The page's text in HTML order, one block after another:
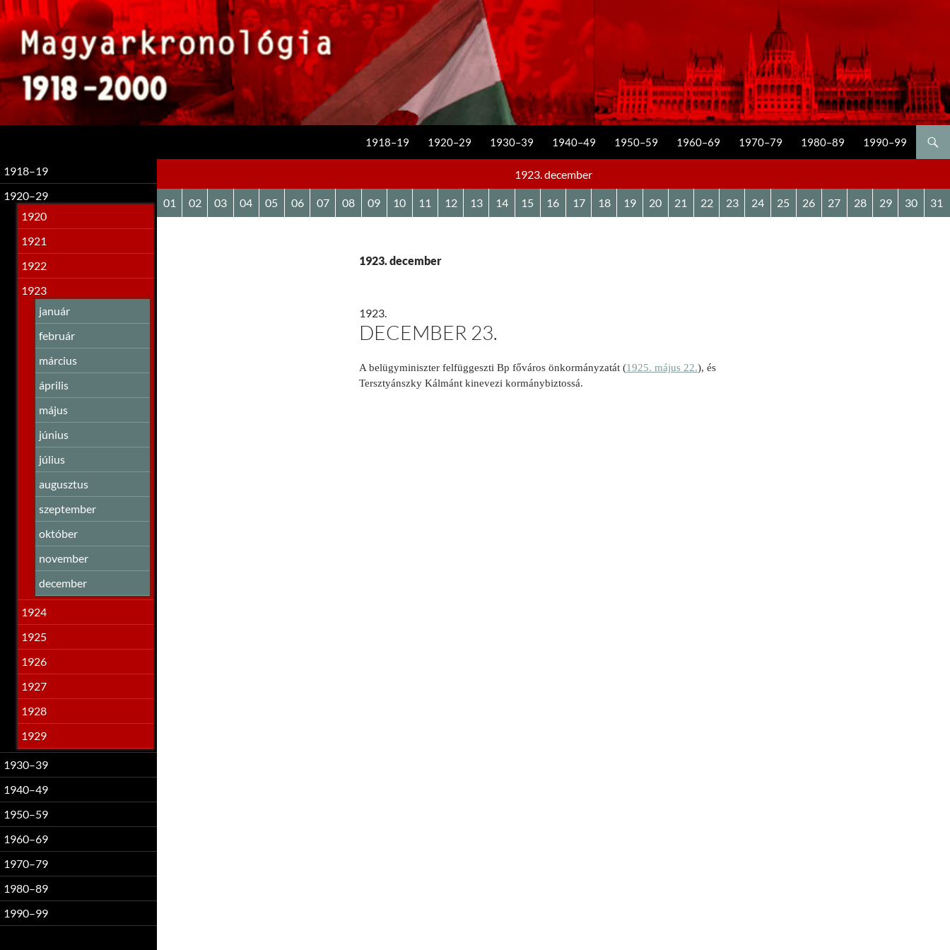
1918–19 1920–29 1930–39 1940–49 1950–59 1960–69 1970–79 1980–89 1990–99
1923. december
01 02 03 04 05 06 07 08 09 10 11 12 13 14 15 16 17 18 19 20 21 22 23 24 25 26 27 28 29 30 31
1923. december
1923.
DECEMBER 23.
A belügyminiszter felfüggesz­ti Bp főváros önkormányzatát (1925. május 22.), és
Tersztyánszky Kálmánt kinevezi kormány­biztossá.
1918–19
1920–29
1920
1921
1922
1923
január
február
március
április
május
június
július
augusztus
szeptember
október
november
december
1924
1925
1926
1927
1928
1929
1930–39
1940–49
1950–59
1960–69
1970–79
1980–89
1990–99